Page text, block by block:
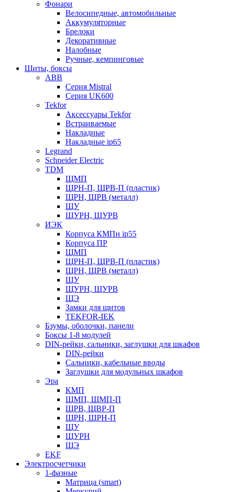
Фонари
Велосипедные, автомобильные
Аккумуляторные
Брелоки
Декоративные
Налобные
Ручные, кемпинговые
Щиты, боксы
ABB
Серия Mistral
Серия UK600
Tekfor
Аксессуары Tekfor
Встраиваемые
Накладные
Накладные ip65
Legrand
Schneider Electric
TDM
ЩМП
ЩРН-П, ЩРВ-П (пластик)
ЩРН, ЩРВ (металл)
ЩУ
ЩУРН, ЩУРВ
ИЭК
Корпуса КМПн ip55
Корпуса ПР
ЩМП
ЩРН-П, ЩРВ-П (пластик)
ЩРН, ЩРВ (металл)
ЩУ
ЩУРН, ЩУРВ
ЩЭ
Замки для щитов
TEKFOR-IEK
Бзумы, оболочки, панели
Боксы 1-8 модулей
DIN-рейки, сальники, заглушки для шкафов
DIN-рейки
Сальники, кабельные вводы
Заглушки для модульных шкафов
Эра
КМП
ЩМП, ЩМП-П
ЩРВ, ЩВР-П
ЩРН, ЩРН-П
ЩУ
ЩУРН
ЩЭ
EKF
Электросчетчики
1-фазные
Матрица (smart)